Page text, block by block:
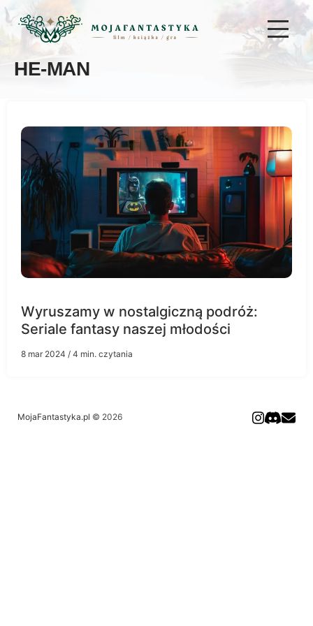
HE-MAN
Wyruszamy w nostalgiczną podróż:
Seriale fantasy naszej młodości
8 mar 2024 / 4 min. czytania
MojaFantastyka.pl © 2026